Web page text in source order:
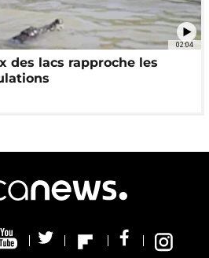
02:04
des lacs rapproche les